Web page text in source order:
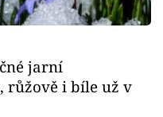
jarní
růžově i bíle už v